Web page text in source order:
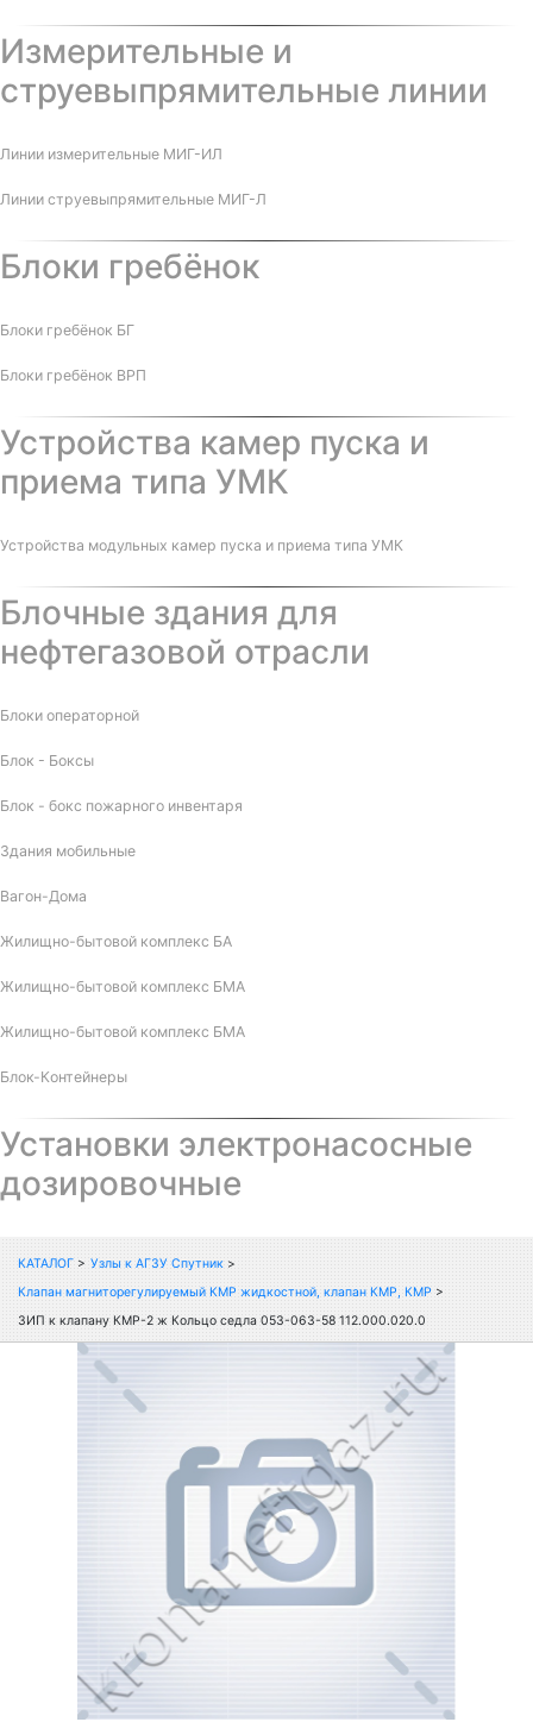
Измерительные и
струевыпрямительные линии
Линии измерительные МИГ-ИЛ
Линии струевыпрямительные МИГ-Л
Блоки гребёнок
Блоки гребёнок БГ
Блоки гребёнок ВРП
Устройства камер пуска и
приема типа УМК
Устройства модульных камер пуска и приема типа УМК
Блочные здания для
нефтегазовой отрасли
Блоки операторной
Блок - Боксы
Блок - бокс пожарного инвентаря
Здания мобильные
Вагон-Дома
Жилищно-бытовой комплекс БА
Жилищно-бытовой комплекс БМА
Жилищно-бытовой комплекс БМА
Блок-Контейнеры
Установки электронасосные
дозировочные
КАТАЛОГ > Узлы к АГЗУ Спутник >
Клапан магниторегулируемый КМР жидкостной, клапан КМР, КМР >
ЗИП к клапану КМР-2 ж Кольцо седла 053-063-58 112.000.020.0